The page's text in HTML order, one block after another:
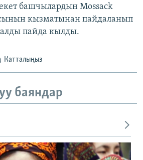
башчылардын Mossack
кызматынан пайдаланып
пайда кылды.
Катталыңыз
баяндар